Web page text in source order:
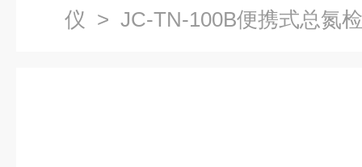
仪 > JC-TN-100B便携式总氮